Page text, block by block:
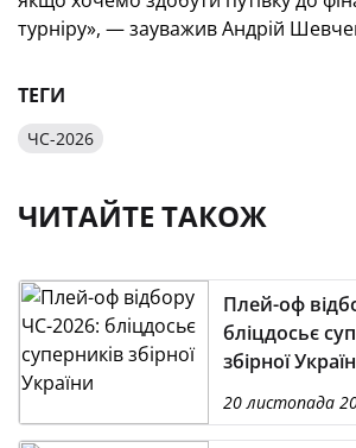
турніру», — зауважив Андрій
ТЕГИ
ЧС-2026
ЧИТАЙТЕ ТАКОЖ
Плей-оф
бліцдосьє
збірної
20 листопада